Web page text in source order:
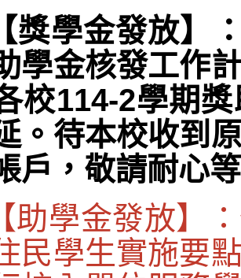
【獎學金發放】
學金核發工作
校114-2學期
。 待本校收到
戶，敬請耐心
助學金發放】
民學生實施要